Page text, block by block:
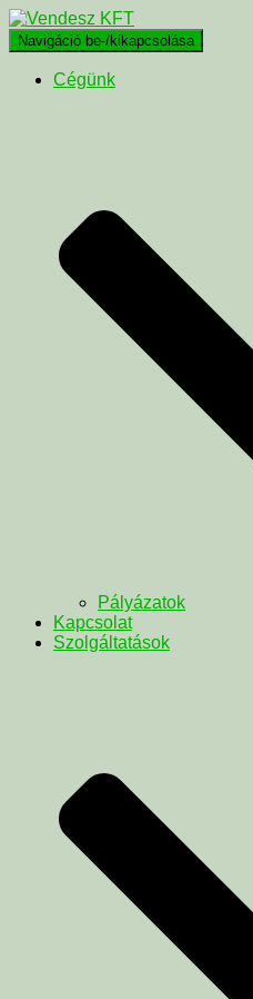
Navigáció be-/kikapcsolása
Cégünk
Pályázatok
Kapcsolat
Szolgáltatások